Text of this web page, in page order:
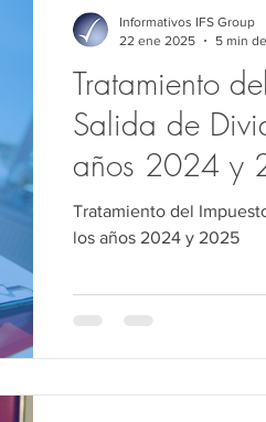
Tratamiento
Salida de
años 2024 y
Tratamiento del
los años 2024 y 2025
Informativos IFS Group
22 ene 2025
5 min